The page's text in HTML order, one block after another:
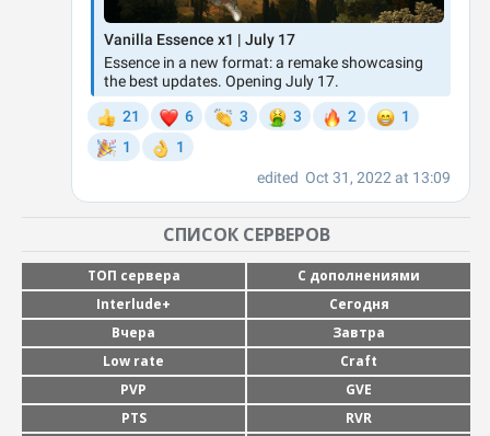
СПИСОК СЕРВЕРОВ
ТОП сервера
С дополнениями
Interlude+
Сегодня
Вчера
Завтра
Low rate
Craft
PVP
GVE
PTS
RVR